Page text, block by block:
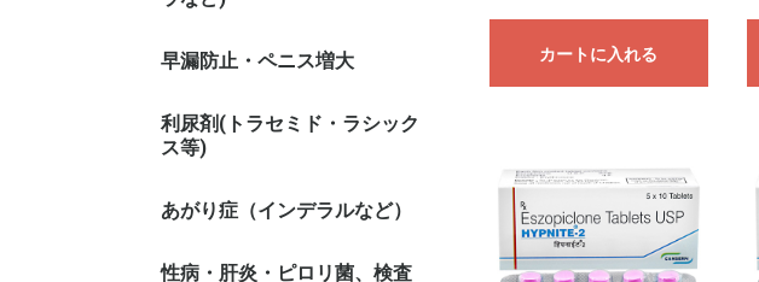
早漏防止・ペニス増大
利尿剤(トラセミド・ラシック
ス等)
あがり症（インデラルなど）
性病・肝炎・ピロリ菌、検査
カートに入れる